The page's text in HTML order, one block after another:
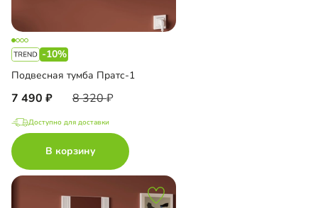
-10%
Подвесная тумба Пратс-1
7 490 8 320
Доступно для доставки
В корзину